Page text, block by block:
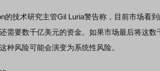
技术研究主管Gil Luria警告称，目前市场看到
需要数千亿美元的资金。如果市场最后将这
种风险可能会演变为系统性风险。